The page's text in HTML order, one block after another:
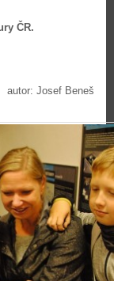
ČR.
autor: Josef Beneš